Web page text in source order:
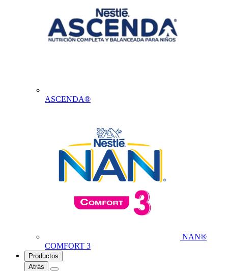
ASCENDA®
NAN®
COMFORT 3
Productos
Atrás